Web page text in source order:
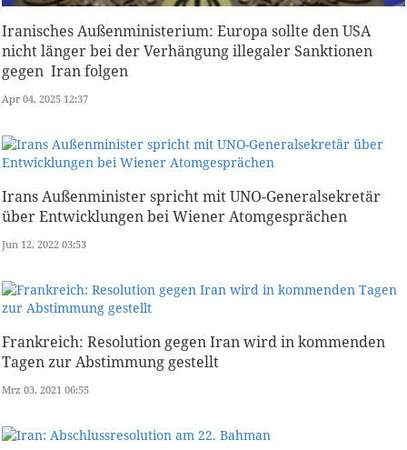
Iranisches Außenministerium: Europa sollte den USA
nicht länger bei der Verhängung illegaler Sanktionen
gegen Iran folgen
Apr 04, 2025 12:37
Irans Außenminister spricht mit UNO-Generalsekretär
über Entwicklungen bei Wiener Atomgesprächen
Jun 12, 2022 03:53
Frankreich: Resolution gegen Iran wird in kommenden
Tagen zur Abstimmung gestellt
Mrz 03, 2021 06:55